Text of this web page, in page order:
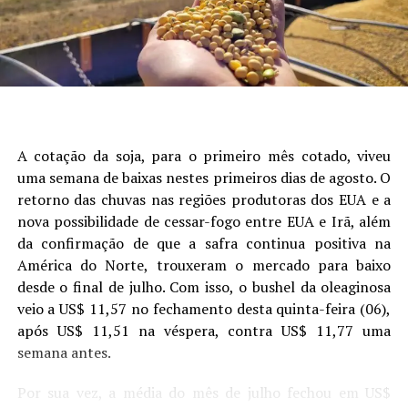
Laura Toledo (Comunicação Sistema Famasul)
Site: Aprosoja/MS
seguido de data de semeadura, fósforo, potássio e
presença de camada compactada (Figura 1).
Figura 1. Análise de árvore de regressão mostrando os
produtividade da soja. Cada nó terminal exibe a produtividade
A cotação da soja, para o primeiro mês cotado, viveu
uma semana de baixas nestes primeiros dias de agosto. O
retorno das chuvas nas regiões produtoras dos EUA e a
nova possibilidade de cessar-fogo entre EUA e Irã, além
da confirmação de que a safra continua positiva na
América do Norte, trouxeram o mercado para baixo
desde o final de julho. Com isso, o bushel da oleaginosa
veio a US$ 11,57 no fechamento desta quinta-feira (06),
após US$ 11,51 na véspera, contra US$ 11,77 uma
semana antes.
Por sua vez, a média do mês de julho fechou em US$